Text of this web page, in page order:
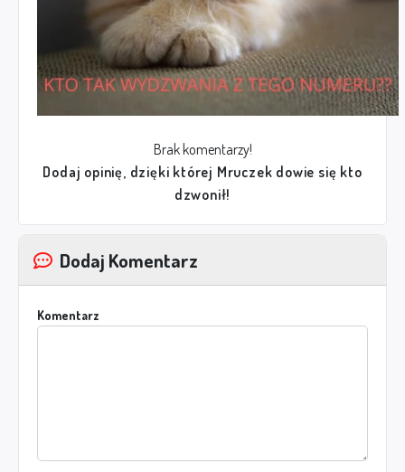
Brak komentarzy!
Dodaj opinię, dzięki której Mruczek dowie się kto
dzwonił!
Dodaj Komentarz
Komentarz